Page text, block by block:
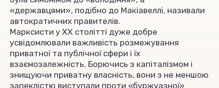
«державцями», подібно до Макіавеллі, називали
автократичних правителів.
Марксисти у XX столітті дуже добре
усвідомлювали важливість розмежування
приватної та публічної сфери і їх
взаємозалежність. Борючись з капіталізмом і
знищуючи приватну власність, вони з не меншою
запеклістю виступали проти «буржуазної»